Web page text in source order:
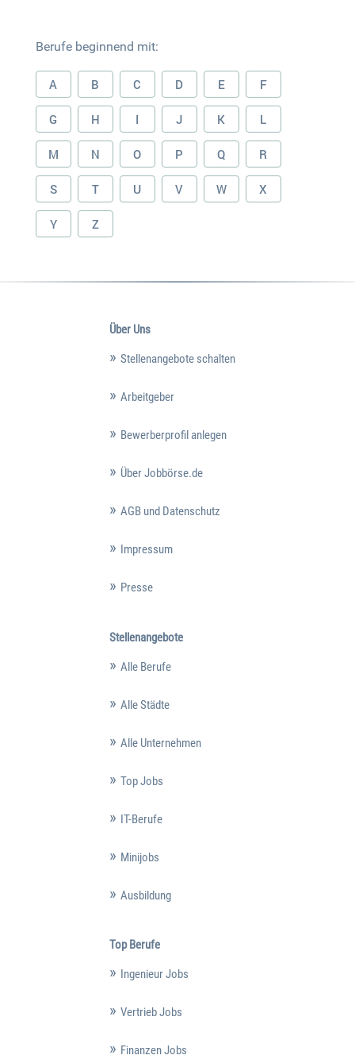
Berufe beginnend mit:
A B C D E F
G H I J K L
M N O P Q R
S T U V W X
Y Z
Über Uns
Stellenangebote schalten
Arbeitgeber
Bewerberprofil anlegen
Über Jobbörse.de
AGB und Datenschutz
Impressum
Presse
Stellenangebote
Alle Berufe
Alle Städte
Alle Unternehmen
Top Jobs
IT-Berufe
Minijobs
Ausbildung
Top Berufe
Ingenieur Jobs
Vertrieb Jobs
Finanzen Jobs